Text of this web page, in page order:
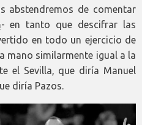
abstendremos de comentar
- en tanto que descifrar las
en todo un ejercicio de
mano similarmente igual a la
el Sevilla, que diría Manuel
diría Pazos.